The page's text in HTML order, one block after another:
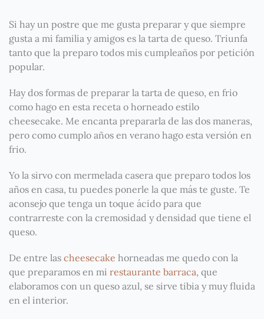
Si hay un postre que me gusta preparar y que siempre
gusta a mi familia y amigos es la tarta de queso. Triunfa
tanto que la preparo todos mis cumpleaños por petición
popular.
Hay dos formas de preparar la tarta de queso, en frio
como hago en esta receta o horneado estilo
cheesecake. Me encanta prepararla de las dos maneras,
pero como cumplo años en verano hago esta versión en
frio.
Yo la sirvo con mermelada casera que preparo todos los
años en casa, tu puedes ponerle la que más te guste. Te
aconsejo que tenga un toque ácido para que
contrarreste con la cremosidad y densidad que tiene el
queso.
De entre las cheesecake horneadas me quedo con la
que preparamos en mi restaurante barraca, que
elaboramos con un queso azul, se sirve tibia y muy fluida
en el interior.